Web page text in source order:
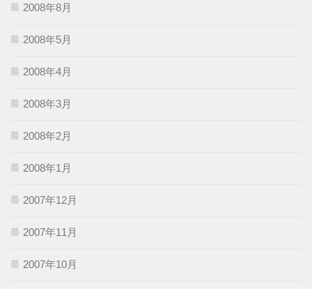
2008年8月
2008年5月
2008年4月
2008年3月
2008年2月
2008年1月
2007年12月
2007年11月
2007年10月